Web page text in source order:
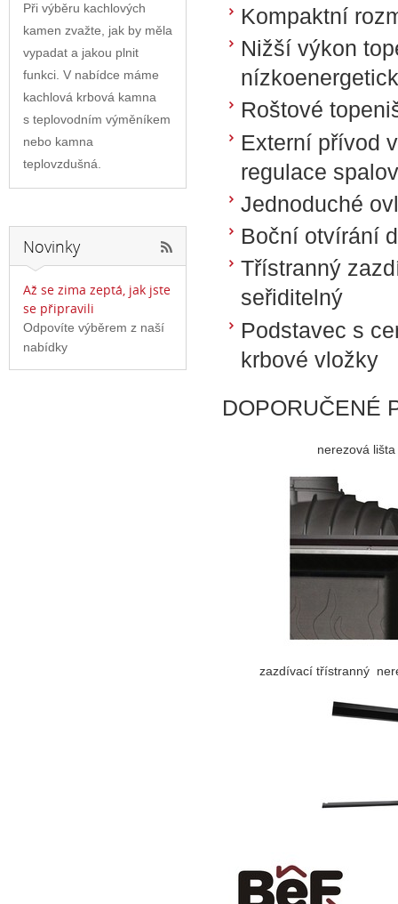
Kompaktní
Nižší výkon
Roštové
Externí přívod
regulace
Jednoduché
Boční otvírání
Třístranný
seřiditelný
Podstavec s
krbové vložky
DOPORUČENÉ
nerezová
zazdívací třístranný
Při výběru kachlových
kamen zvažte, jak by měla
vypadat a jakou plnit
funkci. V nabídce máme
kachlová krbová kamna
s teplovodním výměníkem
nebo kamna
teplovzdušná.
Novinky
Až se zima zeptá, jak jste
se připravili
Odpovíte výběrem z naší
nabídky